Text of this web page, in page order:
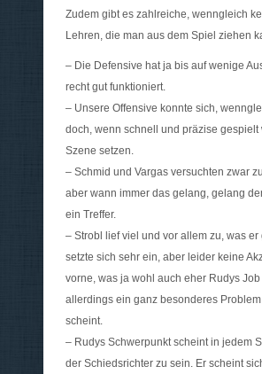
Zudem gibt es zahlreiche, wenngleich
Lehren, die man aus dem Spiel ziehen
– Die Defensive hat ja bis auf wenige
recht gut funktioniert.
– Unsere Offensive konnte sich,
doch, wenn schnell und präzise gespielt
Szene setzen.
– Schmid und Vargas versuchten zwar
aber wann immer das gelang, gelang
ein Treffer.
– Strobl lief viel und vor allem zu, was er
setzte sich sehr ein, aber leider keine
vorne, was ja wohl auch eher Rudys Job
allerdings ein ganz besonderes
scheint.
– Rudys Schwerpunkt scheint in jedem
der Schiedsrichter zu sein. Er scheint